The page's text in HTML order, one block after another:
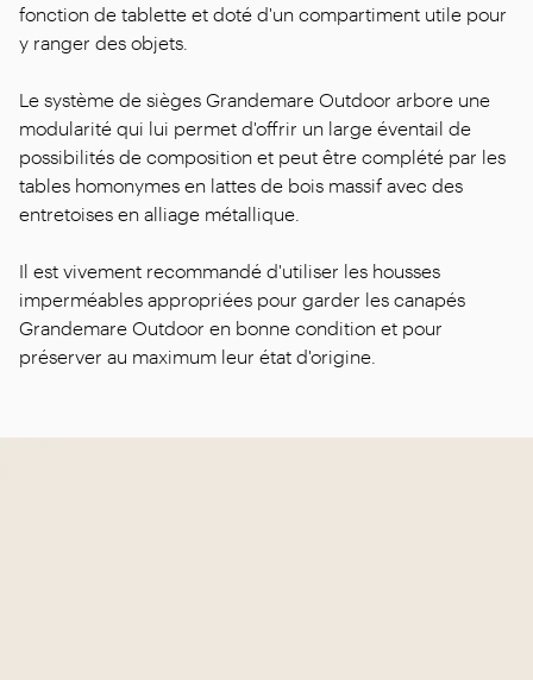
fonction de tablette et doté d'un compartiment utile pour
y ranger des objets.
Le système de sièges Grandemare Outdoor arbore une
modularité qui lui permet d'offrir un large éventail de
possibilités de composition et peut être complété par les
tables homonymes en lattes de bois massif avec des
entretoises en alliage métallique.
Il est vivement recommandé d'utiliser les housses
imperméables appropriées pour garder les canapés
Grandemare Outdoor en bonne condition et pour
préserver au maximum leur état d'origine.